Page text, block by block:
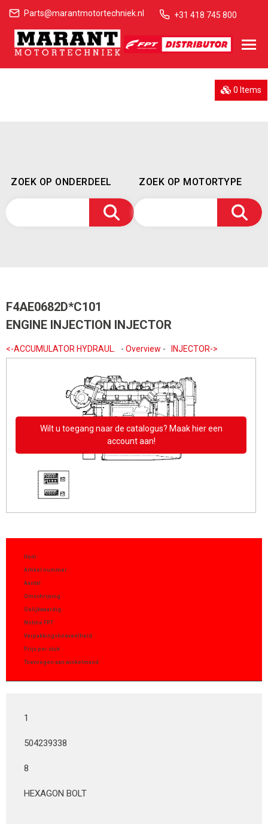
Parts@marantmotortechniek.nl +31 418 745 800
0 Items
ZOEK OP ONDERDEEL ZOEK OP MOTORTYPE
F4AE0682D*C101
ENGINE INJECTION INJECTOR
<-ACCUMULATOR HYDRAUL. - Overview - INJECTOR->
Wilt u toegang naar de catalogus? Maak hier een
account aan!
Item
Artikel nummer
Aantal
Omschrijving
Gelijkwaardig
Notitie FPT
Verpakkingshoeveelheid
Prijs per stuk
Toevoegen aan winkelmand
1
504239338
8
HEXAGON BOLT